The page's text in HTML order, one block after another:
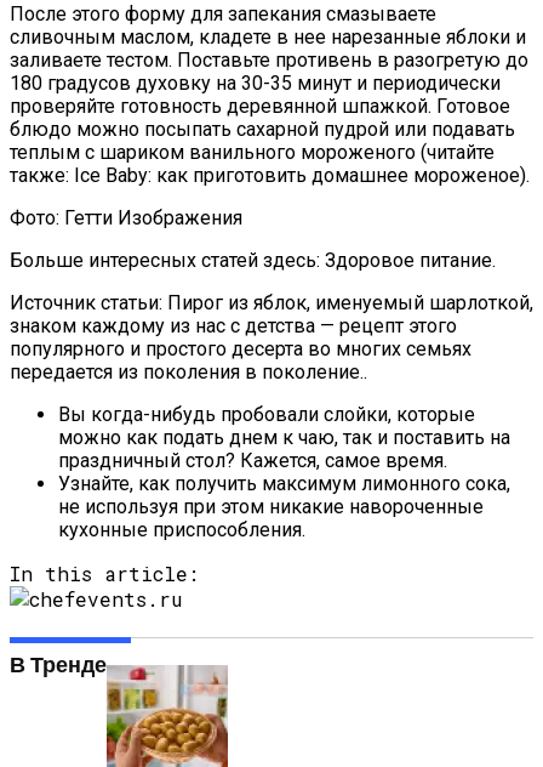
После этого форму для запекания смазываете
сливочным маслом, кладете в нее нарезанные яблоки и
заливаете тестом. Поставьте противень в разогретую до
180 градусов духовку на 30-35 минут и периодически
проверяйте готовность деревянной шпажкой. Готовое
блюдо можно посыпать сахарной пудрой или подавать
теплым с шариком ванильного мороженого (читайте
также: Ice Baby: как приготовить домашнее мороженое).
Фото: Гетти Изображения
Больше интересных статей здесь: Здоровое питание.
Источник статьи: Пирог из яблок, именуемый шарлоткой,
знаком каждому из нас с детства — рецепт этого
популярного и простого десерта во многих семьях
передается из поколения в поколение..
Вы когда-нибудь пробовали слойки, которые
можно как подать днем к чаю, так и поставить на
праздничный стол? Кажется, самое время.
Узнайте, как получить максимум лимонного сока,
не используя при этом никакие навороченные
кухонные приспособления.
In this article:
В Тренде